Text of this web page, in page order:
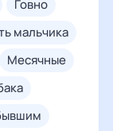
говно
мальчика
месячные